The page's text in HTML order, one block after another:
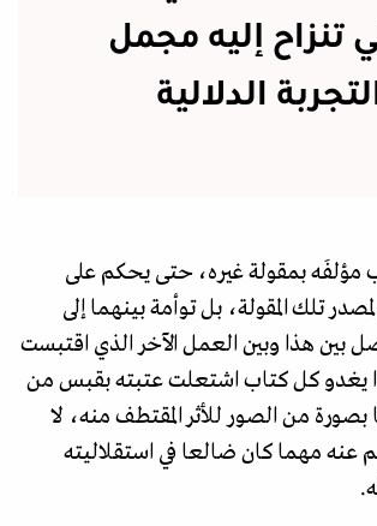
تنزاح إليه مجمل
الدلالية
مؤلفَه بمقولة غيره، حتى يحكم على
تلك المقولة، بل توأمة بينهما إلى
بين هذا وبين العمل الآخر الذي اقتبست
يغدو كل كتاب اشتعلت عتبته بقبس من
من الصور للأثر المقتطف منه، لا
مهما كان ضالعا في استقلاليته